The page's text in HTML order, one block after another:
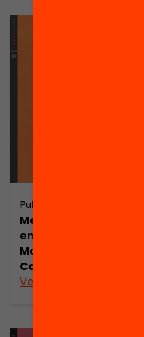
Publicació
Menors que
emigren sols del
Marroc a
Catalunya
Veure’n més